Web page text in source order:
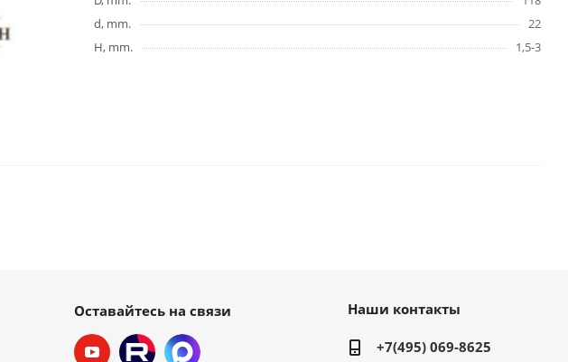
d, mm.
22
H, mm.
1,5-3
Оставайтесь на связи Наши контакты
+7(495) 069-8625